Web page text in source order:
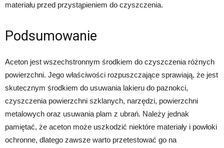
materiału przed przystąpieniem do czyszczenia.
Podsumowanie
Aceton jest wszechstronnym środkiem do czyszczenia różnych
powierzchni. Jego właściwości rozpuszczające sprawiają, że jest
skutecznym środkiem do usuwania lakieru do paznokci,
czyszczenia powierzchni szklanych, narzędzi, powierzchni
metalowych oraz usuwania plam z ubrań. Należy jednak
pamiętać, że aceton może uszkodzić niektóre materiały i powłoki
ochronne, dlatego zawsze warto przetestować go na